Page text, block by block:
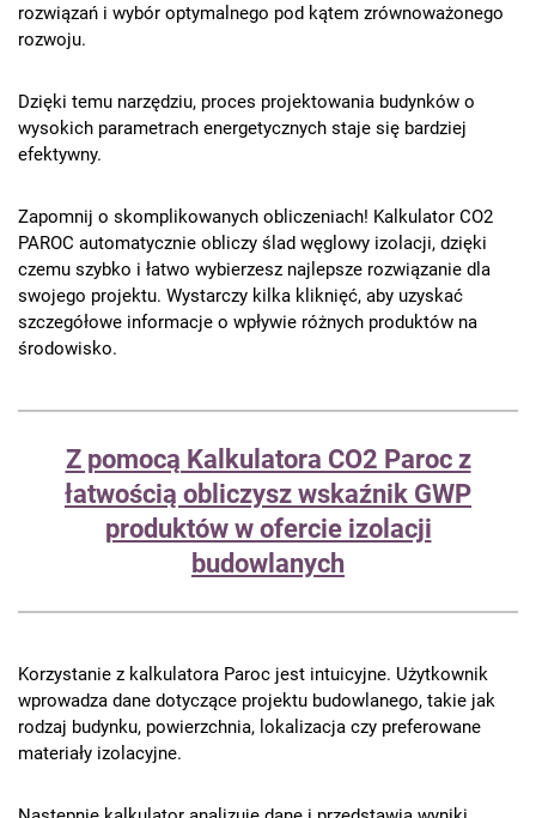
rozwiązań i wybór optymalnego pod kątem zrównoważonego
rozwoju.
Dzięki temu narzędziu, proces projektowania budynków o
wysokich parametrach energetycznych staje się bardziej
efektywny.
Zapomnij o skomplikowanych obliczeniach! Kalkulator CO2
PAROC automatycznie obliczy ślad węglowy izolacji, dzięki
czemu szybko i łatwo wybierzesz najlepsze rozwiązanie dla
swojego projektu. Wystarczy kilka kliknięć, aby uzyskać
szczegółowe informacje o wpływie różnych produktów na
środowisko.
Z pomocą Kalkulatora CO2 Paroc z
łatwością obliczysz wskaźnik GWP
produktów w ofercie izolacji
budowlanych
Korzystanie z kalkulatora Paroc jest intuicyjne. Użytkownik
wprowadza dane dotyczące projektu budowlanego, takie jak
rodzaj budynku, powierzchnia, lokalizacja czy preferowane
materiały izolacyjne.